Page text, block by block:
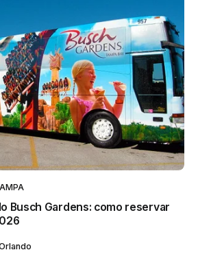
Busch Gardens: como reservar